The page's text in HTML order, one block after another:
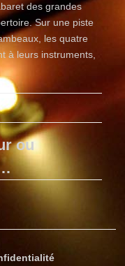
des grandes
Sur une piste
les quatre
à leurs instruments,
ou